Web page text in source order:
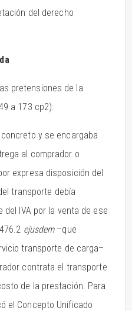
del derecho
pretensiones de la
a 173 cp2):
y se encargaba
al comprador o
expresa disposición del
transporte debía
del IVA por la venta de ese
ejusdem –que
transporte de carga–
contrata el transporte
de la prestación. Para
el Concepto Unificado